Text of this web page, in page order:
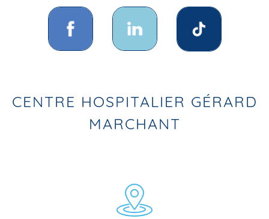
CENTRE HOSPITALIER GÉRARD
MARCHANT